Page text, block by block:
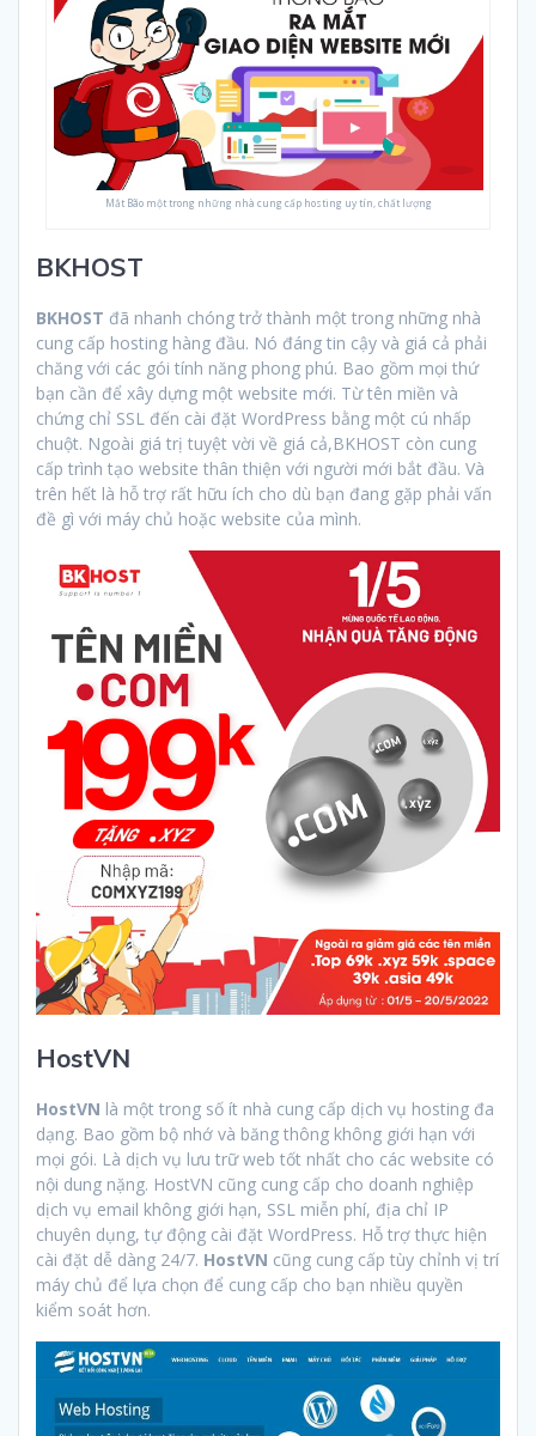
Mắt Bão một trong những nhà cung cấp hosting uy tín, chất lượng
BKHOST
BKHOST đã nhanh chóng trở thành một trong những nhà
cung cấp hosting hàng đầu. Nó đáng tin cậy và giá cả phải
chăng với các gói tính năng phong phú. Bao gồm mọi thứ
bạn cần để xây dựng một website mới. Từ tên miền và
chứng chỉ SSL đến cài đặt WordPress bằng một cú nhấp
chuột. Ngoài giá trị tuyệt vời về giá cả,BKHOST còn cung
cấp trình tạo website thân thiện với người mới bắt đầu. Và
trên hết là hỗ trợ rất hữu ích cho dù bạn đang gặp phải vấn
đề gì với máy chủ hoặc website của mình.
HostVN
HostVN là một trong số ít nhà cung cấp dịch vụ hosting đa
dạng. Bao gồm bộ nhớ và băng thông không giới hạn với
mọi gói. Là dịch vụ lưu trữ web tốt nhất cho các website có
nội dung nặng. HostVN cũng cung cấp cho doanh nghiệp
dịch vụ email không giới hạn, SSL miễn phí, địa chỉ IP
chuyên dụng, tự động cài đặt WordPress. Hỗ trợ thực hiện
cài đặt dễ dàng 24/7. HostVN cũng cung cấp tùy chỉnh vị trí
máy chủ để lựa chọn để cung cấp cho bạn nhiều quyền
kiểm soát hơn.